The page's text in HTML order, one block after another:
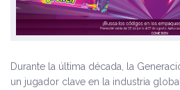
Durante la última década, la
un jugador clave en la industria